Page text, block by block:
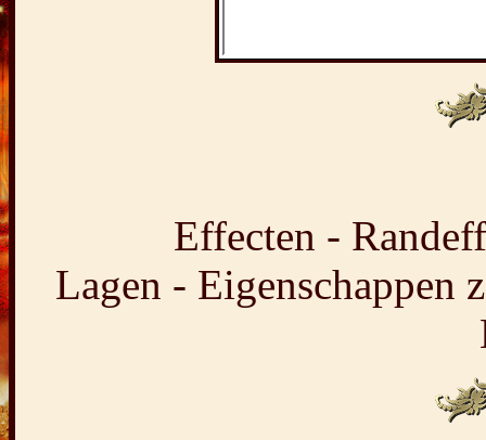
Effecten -
Lagen - Eigenschappen